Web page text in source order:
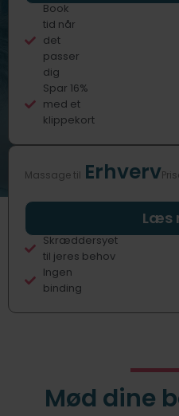
Book
tid når
det
passer
dig
Spar 16%
med et
klippekort
Massage til Erhverv
Skræddersyet
til jeres behov
Ingen
binding
Læs
Mød dine